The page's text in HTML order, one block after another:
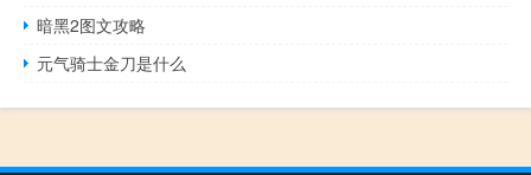
暗黑2图文攻略
元气骑士金刀是什么